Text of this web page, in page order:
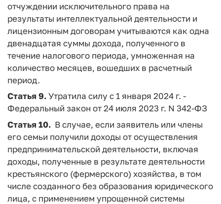
отчуждении исключительного права на
результаты интеллектуальной деятельности и
лицензионным договорам учитываются как одна
двенадцатая суммы дохода, полученного в
течение налогового периода, умноженная на
количество месяцев, вошедших в расчетный
период.
Статья 9.Утратила силу с 1 января 2024 г. -
Федеральный закон от 24 июля 2023 г. N 342-ФЗ
Статья 10. В случае, если заявитель или члены
его семьи получили доходы от осуществления
предпринимательской деятельности, включая
доходы, полученные в результате деятельности
крестьянского (фермерского) хозяйства, в том
числе созданного без образования юридического
лица, с применением упрощенной системы